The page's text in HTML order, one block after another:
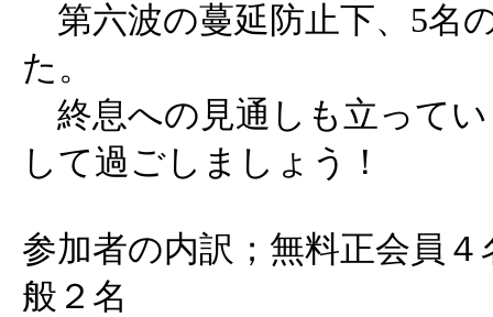
第六波の蔓延防止下、5名
た。
終息への見通しも立って
して過ごしましょう！
参加者の内訳；無料正会員
般２名